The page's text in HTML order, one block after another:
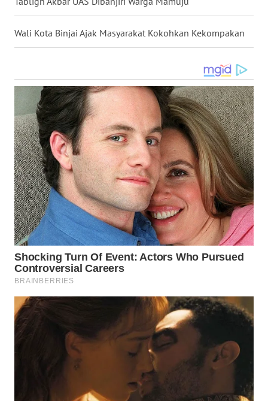
Wali Kota Binjai Ajak Masyarakat Kokohkan Kekompakan
WN
MALUKU
WN
MALUT
WN
DAIRI
WN
DANAU
TOBA
NIAS
WN